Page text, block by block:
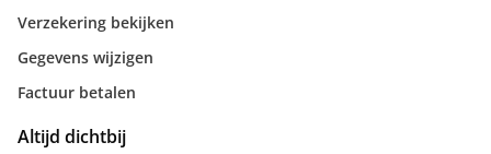
Verzekering bekijken
Gegevens wijzigen
Factuur betalen
Altijd dichtbij